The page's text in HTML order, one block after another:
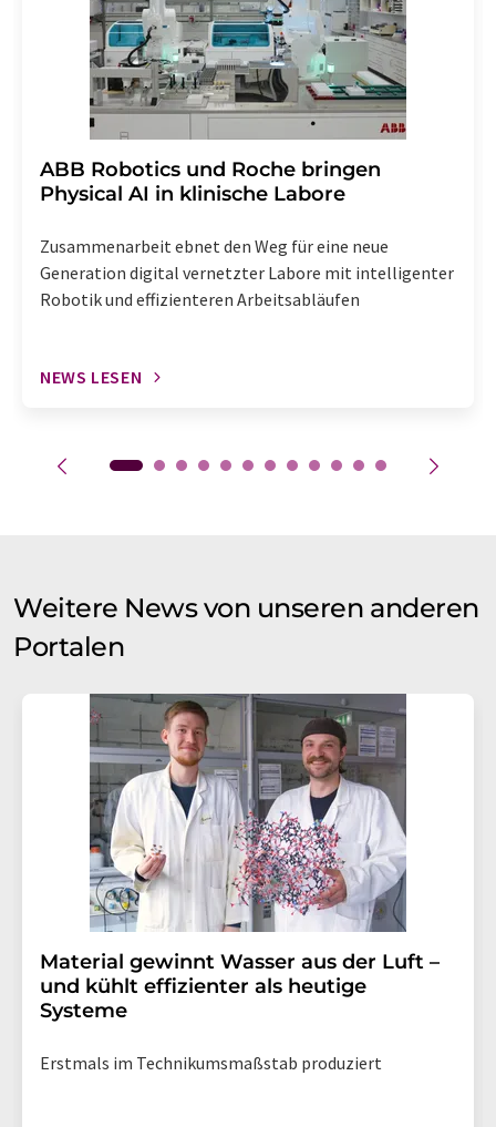
enthalten.
​​​​​​​ABB Robotics und Roche bringen
Physical AI in klinische Labore
Zusammenarbeit ebnet den Weg für eine neue
Generation digital vernetzter Labore mit intelligenter
Robotik und effizienteren Arbeitsabläufen
NEWS LESEN
Weitere News von unseren anderen
Portalen
Material gewinnt Wasser aus der Luft –
und kühlt effizienter als heutige
Systeme
Erstmals im Technikumsmaßstab produziert